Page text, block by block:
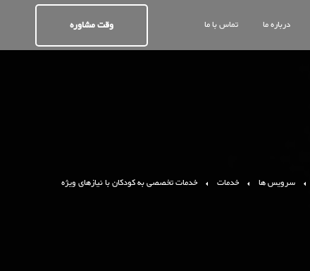
درباره ما تماس با ما وقت مشاوره
سرویس ها خدمات خدمات تخصصی به کودکان با نیازهای ویژه